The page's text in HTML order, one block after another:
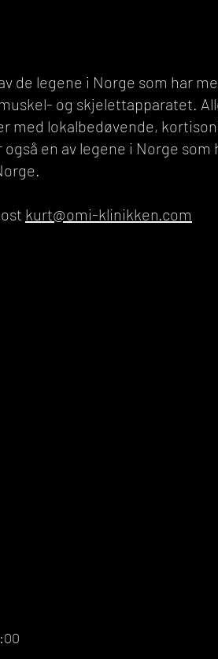
de legene i Norge som har
og skjelettapparatet.
med lokalbedøvende,
en av legene i Norge
kurt@omi-klinikken.com